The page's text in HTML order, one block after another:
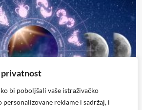
privatnost
bi poboljšali vaše istraživačko
personalizovane reklame i sadržaj, i